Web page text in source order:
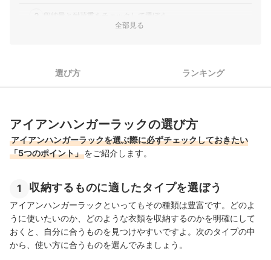
3 収納量と耐荷重をチェックして選ぼう
アイアンハンガーラック全67商品おすすめ人気ランキング
アイアンハンガーラックの売れ筋ランキングもチェック！
全部見る
選び方 ランキング
アイアンハンガーラックの選び方
アイアンハンガーラックを選ぶ際に必ずチェックしておきたい
「5つのポイント」をご紹介します。
1 収納するものに適したタイプを選ぼう
アイアンハンガーラックといってもその種類は豊富です。どのよ
うに使いたいのか、どのような衣類を収納するのかを明確にして
おくと、自分に合うものを見つけやすいですよ。次のタイプの中
から、使い方に合うものを選んでみましょう。